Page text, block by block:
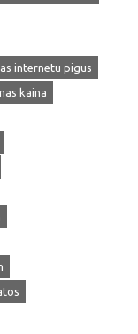
internetu pigus
kaina